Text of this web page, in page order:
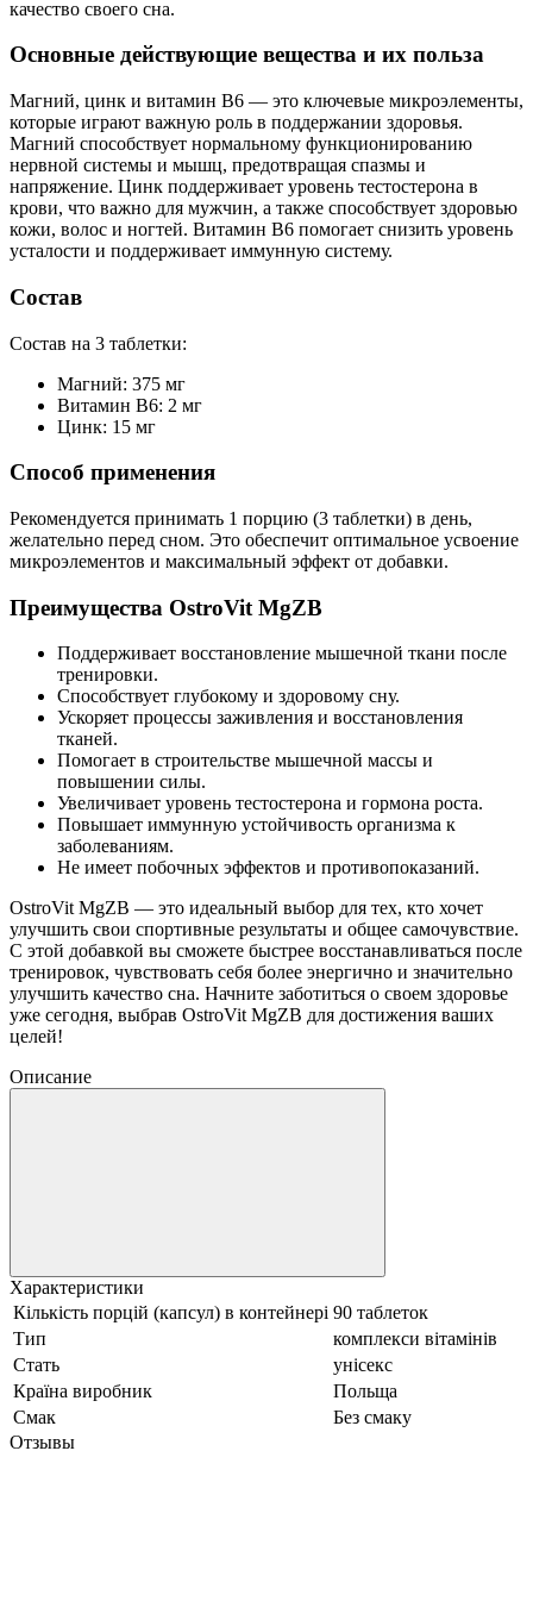
качество своего сна.
Основные действующие вещества и их польза
Магний, цинк и витамин B6 — это ключевые микроэлементы,
которые играют важную роль в поддержании здоровья.
Магний способствует нормальному функционированию
нервной системы и мышц, предотвращая спазмы и
напряжение. Цинк поддерживает уровень тестостерона в
крови, что важно для мужчин, а также способствует здоровью
кожи, волос и ногтей. Витамин B6 помогает снизить уровень
усталости и поддерживает иммунную систему.
Состав
Состав на 3 таблетки:
Магний: 375 мг
Витамин B6: 2 мг
Цинк: 15 мг
Способ применения
Рекомендуется принимать 1 порцию (3 таблетки) в день,
желательно перед сном. Это обеспечит оптимальное усвоение
микроэлементов и максимальный эффект от добавки.
Преимущества OstroVit MgZB
Поддерживает восстановление мышечной ткани после
тренировки.
Способствует глубокому и здоровому сну.
Ускоряет процессы заживления и восстановления
тканей.
Помогает в строительстве мышечной массы и
повышении силы.
Увеличивает уровень тестостерона и гормона роста.
Повышает иммунную устойчивость организма к
заболеваниям.
Не имеет побочных эффектов и противопоказаний.
OstroVit MgZB — это идеальный выбор для тех, кто хочет
улучшить свои спортивные результаты и общее самочувствие.
С этой добавкой вы сможете быстрее восстанавливаться после
тренировок, чувствовать себя более энергично и значительно
улучшить качество сна. Начните заботиться о своем здоровье
уже сегодня, выбрав OstroVit MgZB для достижения ваших
целей!
Описание
Характеристики
Кількість порцій (капсул) в контейнері 90 таблеток
Тип
комплекси вітамінів
Стать
унісекс
Країна виробник
Польща
Смак
Без смаку
Отзывы